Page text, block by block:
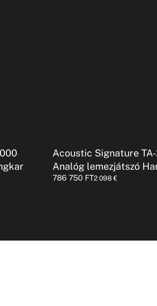
Acoustic Signature
Analóg lemezjátszó
786 750 FT2 098€